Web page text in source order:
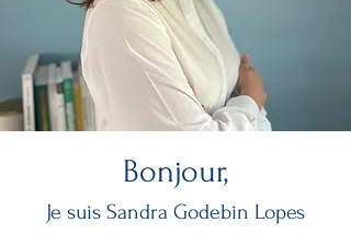
Bonjour,
Je suis Sandra Godebin Lopes